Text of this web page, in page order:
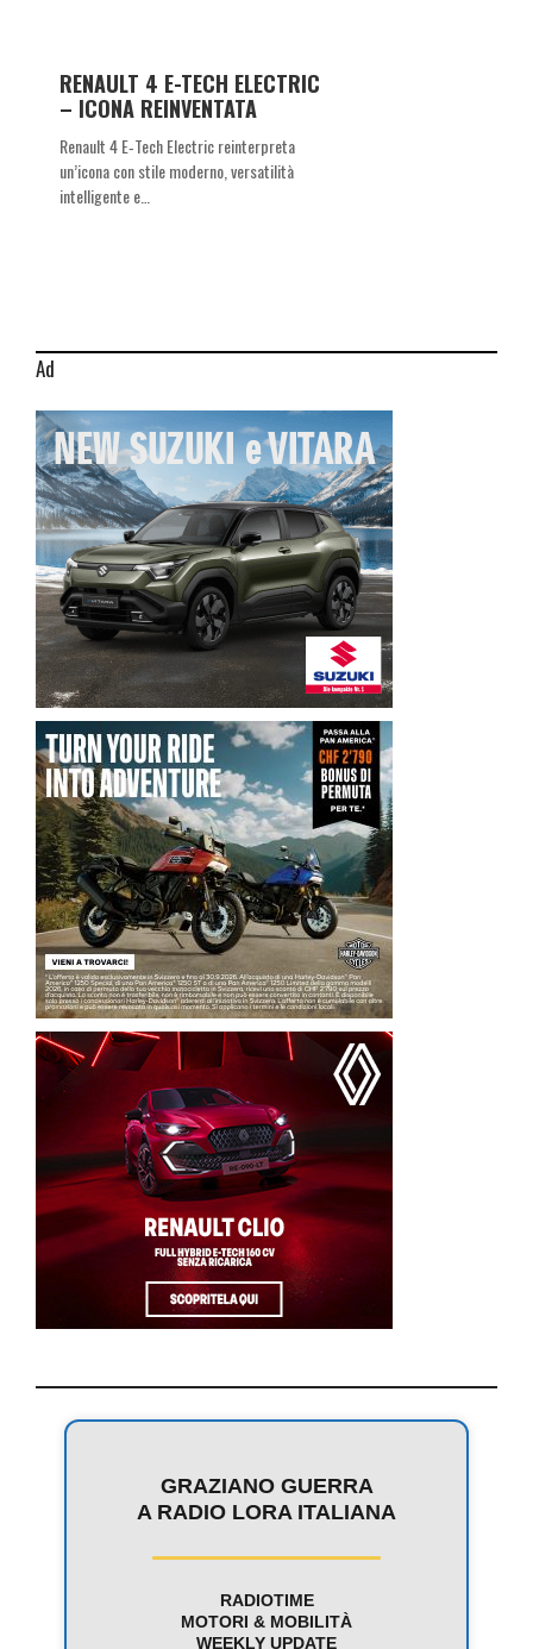
RENAULT 4 E-TECH ELECTRIC
– ICONA REINVENTATA
Renault 4 E‑Tech Electric reinterpreta
un’icona con stile moderno, versatilità
intelligente e…
Ad
GRAZIANO GUERRA
A RADIO LORA ITALIANA
RADIOTIME
MOTORI & MOBILITÀ
WEEKLY UPDATE